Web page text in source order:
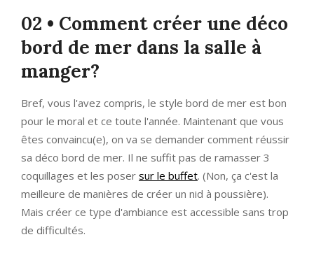
02 • Comment créer une déco
bord de mer dans la salle à
manger?
Bref, vous l'avez compris, le style bord de mer est bon
pour le moral et ce toute l'année. Maintenant que vous
êtes convaincu(e), on va se demander comment réussir
sa déco bord de mer. Il ne suffit pas de ramasser 3
coquillages et les poser sur le buffet. (Non, ça c'est la
meilleure de manières de créer un nid à poussière).
Mais créer ce type d'ambiance est accessible sans trop
de difficultés.